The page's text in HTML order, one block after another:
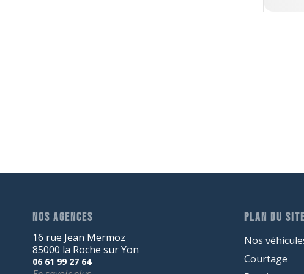
NOS AGENCES
16 rue Jean Mermoz
85000 la Roche sur Yon
06 61 99 27 64
PLAN DU
Nos
Courtage